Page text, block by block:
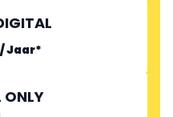
/Jaar*
ONLY